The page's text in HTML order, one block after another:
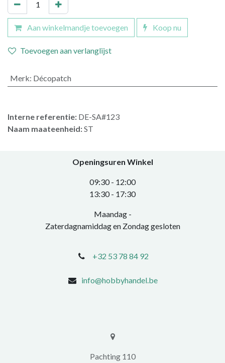
Aan winkelmandje toevoegen Koop nu
Toevoegen aan verlanglijst
Merk: Décopatch
Interne referentie: DE-SA#123
Naam maateenheid:ST
Openingsuren Winkel
0​9:30 - 12:00
​13:30 - 17:30​
Maandag -
Zaterdagnamiddag en Zondag gesloten
+32 53 78 84 92
info@hobbyhandel.be
​​Pachting 110